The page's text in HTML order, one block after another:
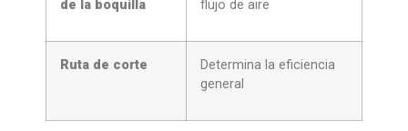
de la boquilla flujo de aire
Ruta de corte
Determina la eficiencia
general